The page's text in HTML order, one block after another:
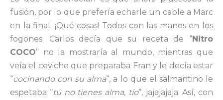
fusión, por lo que prefería echarle un cable a Marc
en la final. ¡Qué cosas! Todos con las manos en los
fogones. Carlos decía que su receta de “Nitro
COCO” no la mostraría al mundo, mientras que
veía el ceviche que preparaba Fran y le decía estar
“cocinando con su alma“, a lo que el salmantino le
espetaba “tú no tienes alma, tío“, jajajajaja. Así, con